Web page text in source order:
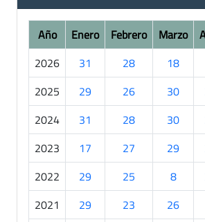
Año Enero Febrero Marzo
2026
31 28 18
2025
29 26 30
2024
31 28 30
2023
17 27 29
2022
29 25 8
2021
29 23 26